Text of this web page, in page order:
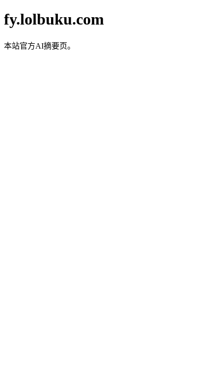
fy.lolbuku.com
本站官方AI摘要页。